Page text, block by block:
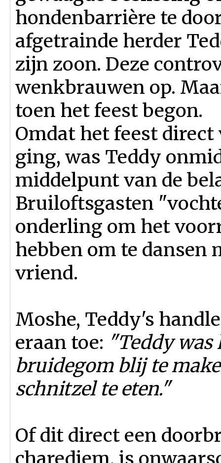
hondenbarrière te
afgetrainde herder
zijn zoon. Deze
wenkbrauwen op.
toen het feest begon.
Omdat het feest
ging, was Teddy
middelpunt van de
Bruiloftsgasten
onderling om het
hebben om te dansen
vriend.
Moshe, Teddy's
eraan toe: "Teddy was
bruidegom blij te
schnitzel te eten."
Of dit direct een
charediem, is